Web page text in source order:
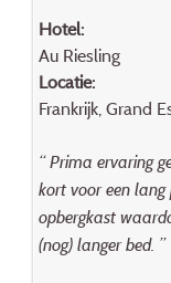
Hotel:
Au Riesling
Locatie:
Frankrijk, Grand
“ Prima ervaring
kort voor een
opbergkast
(nog) langer bed. ”